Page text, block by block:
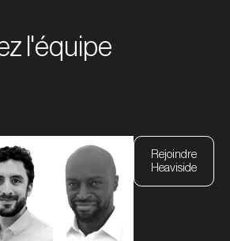
l'équipe
Rejoindre
Heaviside